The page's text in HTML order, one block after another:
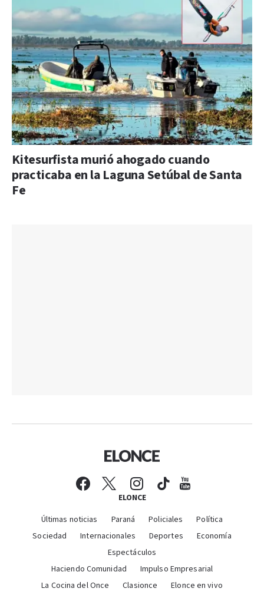
Kitesurfista murió ahogado cuando
practicaba en la Laguna Setúbal de Santa
Fe
ELONCE
Últimas noticias Paraná Policiales
Política
Sociedad
Internacionales Deportes
Economía
Espectáculos
Haciendo Comunidad
Impulso Empresarial
La Cocina del Once
Clasionce Elonce en vivo